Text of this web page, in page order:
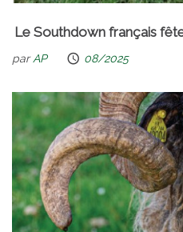
Le Southdown français
parAP 08/2025